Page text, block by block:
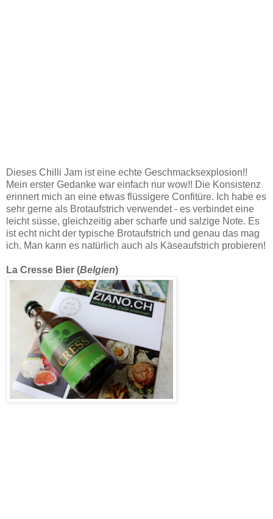
Dieses Chilli Jam ist eine echte Geschmacksexplosion!!
Mein erster Gedanke war einfach nur wow!! Die Konsistenz
erinnert mich an eine etwas flüssigere Confitüre. Ich habe es
sehr gerne als Brotaufstrich verwendet - es verbindet eine
leicht süsse, gleichzeitig aber scharfe und salzige Note. Es
ist echt nicht der typische Brotaufstrich und genau das mag
ich. Man kann es natürlich auch als Käseaufstrich probieren!
La Cresse Bier (Belgien)